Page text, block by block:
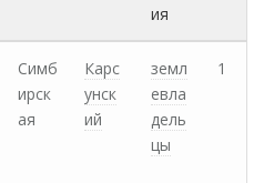
ия
Симб
ирск
ая
Карс
унск
ий
земл
евла
дель
цы
1